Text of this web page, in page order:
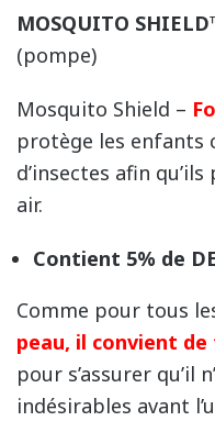
MOSQUITO
(pompe)
Mosquito Shield –
protège les enfants
d’insectes afin
air.
Contient 5% de
Comme pour tous
peau, il convient
pour s’assurer qu’il
indésirables avant